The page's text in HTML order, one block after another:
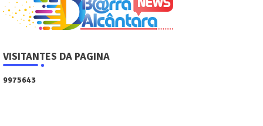
VISITANTES DA PAGINA
9975643